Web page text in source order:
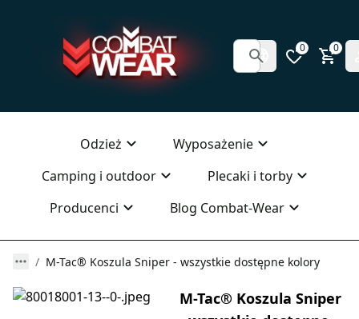
0 0
Odzież
Wyposażenie
Camping i outdoor
Plecaki i torby
Producenci
Blog Combat-Wear
M-Tac® Koszula Sniper - wszystkie dostępne kolory
M-Tac® Koszula Sniper